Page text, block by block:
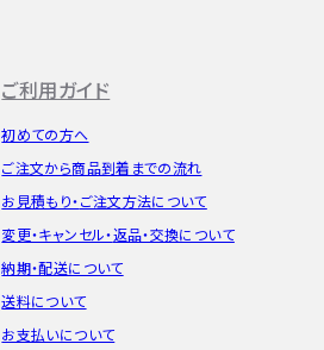
ご利用ガイド
初めての方へ
ご注文から商品到着までの流れ
お見積もり・ご注文方法について
変更・キャンセル・返品・交換について
納期・配送について
送料について
お支払いについて